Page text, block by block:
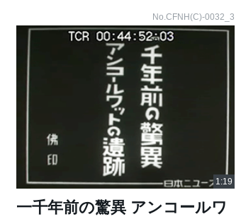
No.CFNH(C)-0032_3
一千年前の驚異 アンコールワ